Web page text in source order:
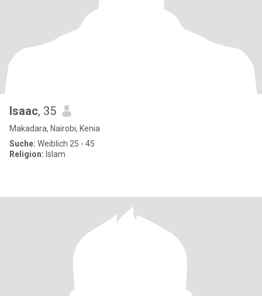
Isaac, 35
Makadara, Nairobi, Kenia
Suche: Weiblich 25 - 45
Religion: Islam